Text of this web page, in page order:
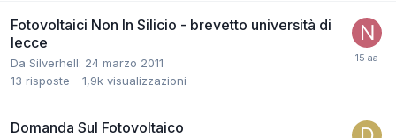
Fotovoltaici Non In Silicio - brevetto università di
lecce
Da Silverhell: 24 marzo 2011
13 risposte 1,9k visualizzazioni
Domanda Sul Fotovoltaico